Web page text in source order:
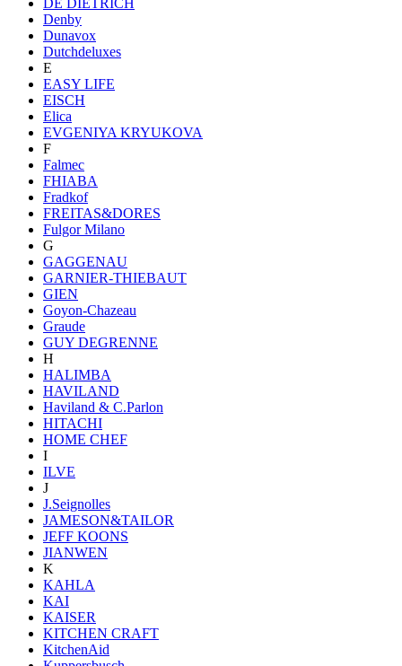
Denby
Dunavox
Dutchdeluxes
E
EASY LIFE
EISCH
Elica
EVGENIYA KRYUKOVA
F
Falmec
FHIABA
Fradkof
FREITAS&DORES
Fulgor Milano
G
GAGGENAU
GARNIER-THIEBAUT
GIEN
Goyon-Chazeau
Graude
GUY DEGRENNE
H
HALIMBA
HAVILAND
Haviland & C.Parlon
HITACHI
HOME CHEF
I
ILVE
J
J.Seignolles
JAMESON&TAILOR
JEFF KOONS
JIANWEN
K
KAHLA
KAI
KAISER
KITCHEN CRAFT
KitchenAid